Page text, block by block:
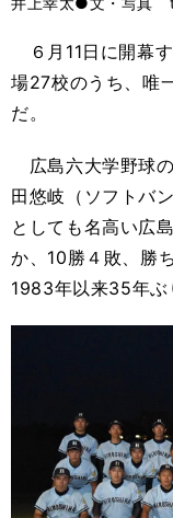
バ
６月 11日に開幕
場27校のうち、唯
だ。
広島六大学野球の
田悠岐（ソフトバ
としても名高い広
か、 10勝４敗、勝
1983年以来35年ぶ